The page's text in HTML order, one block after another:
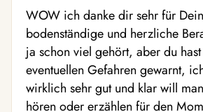
WOW ich danke dir sehr für
bodenständige und herzliche
ja schon viel gehört, aber du
eventuellen Gefahren gewarnt,
wirklich sehr gut und klar will
hören oder erzählen für den